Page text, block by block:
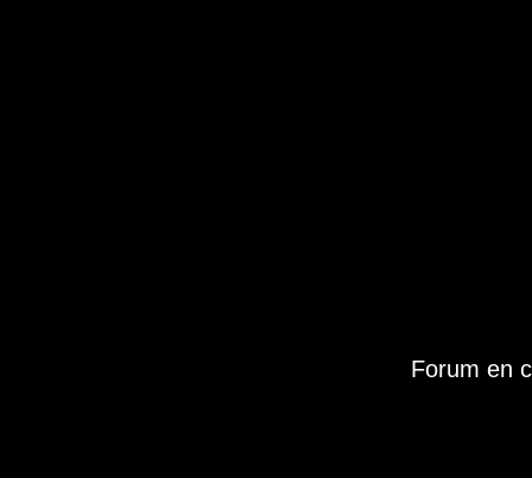
Forum en